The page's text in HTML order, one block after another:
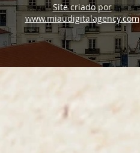
Site criado por
www.miaudigitalagency.com